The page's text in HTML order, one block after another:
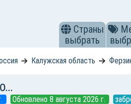
Страны
выбрать
Калужская область
Обновлено 8 августа 2026 г.